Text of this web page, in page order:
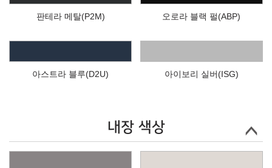
판테라 메탈(P2M) 오로라 블랙 펄(ABP)
아스트라 블루(D2U) 아이보리 실버(ISG)
내장 색상